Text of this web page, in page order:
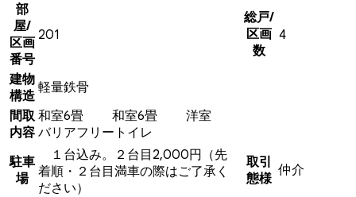
部
屋/
区画
番号
201
総戸/
区画
数
4
建物
構造
軽量鉄骨
間取
内容
和室6畳 和室6畳 洋室
バリアフリートイレ
駐車
場
１台込み。２台目2,000円（先
着順・２台目満車の際はご了承く
ださい）
取引
態様
仲介